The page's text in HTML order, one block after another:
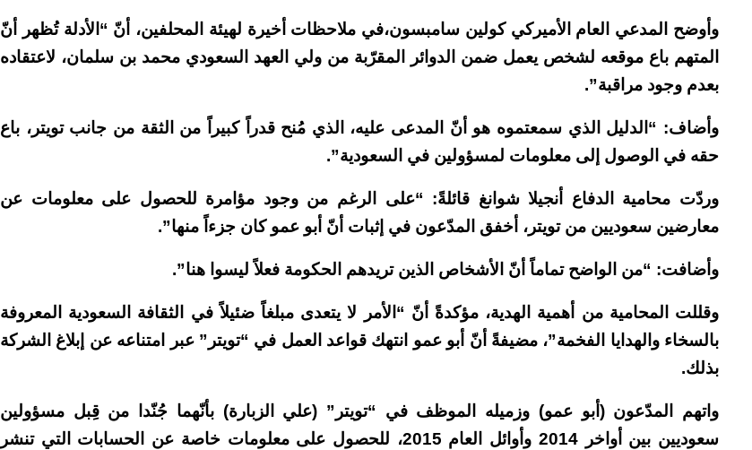
وأوضح المدعي العام الأميركي كولين سامبسون،في ملاحظات أخيرة لهيئة المحلفين، أنّ “الأدلة تُظهر أنّ
المتهم باع موقعه لشخص يعمل ضمن الدوائر المقرّبة من ولي العهد السعودي محمد بن سلمان، لاعتقاده
بعدم وجود مراقبة”.
وأضاف: “الدليل الذي سمعتموه هو أنّ المدعى عليه، الذي مُنح قدراً كبيراً من الثقة من جانب تويتر، باع
حقه في الوصول إلى معلومات لمسؤولين في السعودية”.
وردّت محامية الدفاع أنجيلا شوانغ قائلةً: “على الرغم من وجود مؤامرة للحصول على معلومات عن
معارضين سعوديين من تويتر، أخفق المدّعون في إثبات أنّ أبو عمو كان جزءاً منها”.
وأضافت: “من الواضح تماماً أنّ الأشخاص الذين تريدهم الحكومة فعلاً ليسوا هنا”.
وقللت المحامية من أهمية الهدية، مؤكدةً أنّ “الأمر لا يتعدى مبلغاً ضئيلاً في الثقافة السعودية المعروفة
بالسخاء والهدايا الفخمة”، مضيفةً أنّ أبو عمو انتهك قواعد العمل في “تويتر” عبر امتناعه عن إبلاغ الشركة
بذلك.
واتهم المدّعون (أبو عمو) وزميله الموظف في “تويتر” (علي الزبارة) بأنّهما جُنّدا من قِبل مسؤولين
سعوديين بين أواخر 2014 وأوائل العام 2015، للحصول على معلومات خاصة عن الحسابات التي تنشر